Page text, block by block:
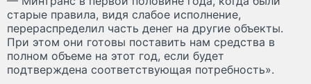
старые правила, видя слабое исполнение,
перераспределил часть денег на другие объекты.
При этом они готовы поставить нам средства в
полном объеме на этот год, если будет
подтверждена соответствующая потребность».